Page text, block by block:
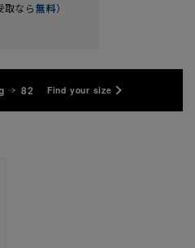
取なら無料）
82 Find your size